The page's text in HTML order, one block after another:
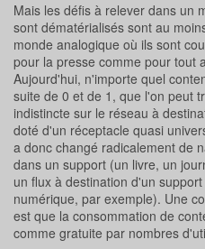
Mais les défis à relever dans un
sont dématérialisés sont au
monde analogique où ils sont
pour la presse comme pour tout
Aujourd'hui, n'importe quel
suite de 0 et de 1, que l'on peut
indistincte sur le réseau à
doté d'un réceptacle quasi
a donc changé radicalement de
dans un support (un livre, un
un flux à destination d'un
numérique, par exemple). Une
est que la consommation de
comme gratuite par nombres